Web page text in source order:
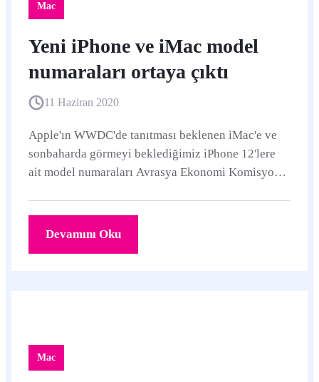
Mac
Yeni iPhone ve iMac model
numaraları ortaya çıktı
11 Haziran 2020
Apple'ın WWDC'de tanıtması beklenen iMac'e ve
sonbaharda görmeyi beklediğimiz iPhone 12'lere
ait model numaraları Avrasya Ekonomi Komisyonu
Devamını Oku
Mac